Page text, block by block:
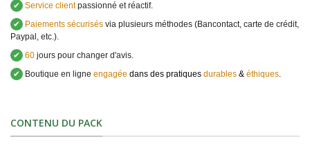
✔ Service clientpassionné et réactif.
✔
Paiements sécurisés via plusieurs méthodes (Bancontact, carte de crédit,
Paypal, etc.).
✔ 60 jours pour changer d'avis.
✔
Boutique en ligne engagée dans des pratiques durables & éthiques.
CONTENU DU PACK